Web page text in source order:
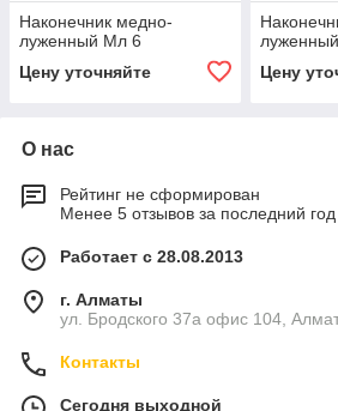
Наконечник медно-
луженный Мл 6
Цену уточняйте
Цену
О нас
Рейтинг не сформирован
Менее 5 отзывов за последний год
Работает с 28.08.2013
г. Алматы
ул. Бродского 37а офис 104,
Контакты
Сегодня выходной